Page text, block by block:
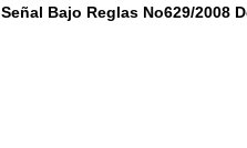
Bajo Reglas No629/2008